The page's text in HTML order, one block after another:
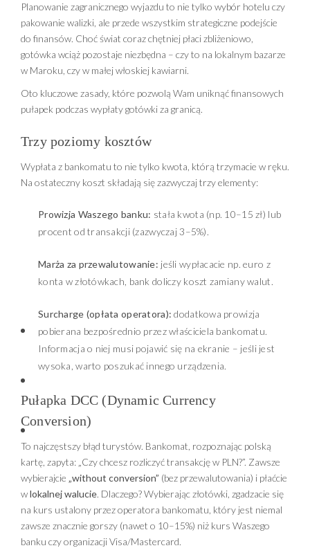
Planowanie zagranicznego wyjazdu to nie tylko wybór hotelu czy
pakowanie walizki, ale przede wszystkim strategiczne podejście
do finansów. Choć świat coraz chętniej płaci zbliżeniowo,
gotówka wciąż pozostaje niezbędna – czy to na lokalnym bazarze
w Maroku, czy w małej włoskiej kawiarni.
Oto kluczowe zasady, które pozwolą Wam uniknąć finansowych
pułapek podczas wypłaty gotówki za granicą.
Trzy poziomy kosztów
Wypłata z bankomatu to nie tylko kwota, którą trzymacie w ręku.
Na ostateczny koszt składają się zazwyczaj trzy elementy:
Prowizja Waszego banku: stała kwota (np. 10–15 zł) lub
procent od transakcji (zazwyczaj 3–5%).
Marża za przewalutowanie: jeśli wypłacacie np. euro z
konta w złotówkach, bank doliczy koszt zamiany walut.
Surcharge (opłata operatora): dodatkowa prowizja
pobierana bezpośrednio przez właściciela bankomatu.
Informacja o niej musi pojawić się na ekranie – jeśli jest
wysoka, warto poszukać innego urządzenia.
Pułapka DCC (Dynamic Currency
Conversion)
To najczęstszy błąd turystów. Bankomat, rozpoznając polską
kartę, zapyta: „Czy chcesz rozliczyć transakcję w PLN?”. Zawsze
wybierajcie „without conversion” (bez przewalutowania) i płaćcie
wlokalnej walucie. Dlaczego? Wybierając złotówki, zgadzacie się
na kurs ustalony przez operatora bankomatu, który jest niemal
zawsze znacznie gorszy (nawet o 10–15%) niż kurs Waszego
banku czy organizacji Visa/Mastercard.